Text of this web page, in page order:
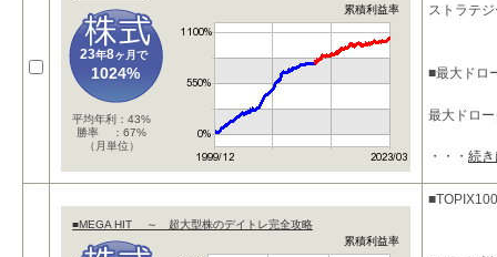
累積利益率
23年8ヶ月で
1024%
平均年利：43%
勝率 ：67%
（月単位）
ストラテ
■最大ドロ
最大ドロ
・・・ 続
■MEGA HIT ～ 超大型株のデイトレ完全攻略
累積利益率